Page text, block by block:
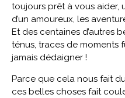
toujours prêt à vous aider,
d’un amoureux, les
Et des centaines d’autres
ténus, traces de moments
jamais dédaigner !
Parce que cela nous fait
ces belles choses fait